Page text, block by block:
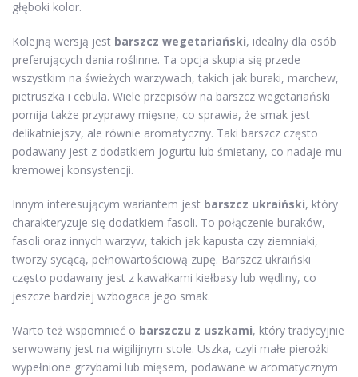
głęboki kolor.
Kolejną wersją jest barszcz wegetariański, idealny dla osób
preferujących dania roślinne. Ta opcja skupia się przede
wszystkim na świeżych warzywach, takich jak buraki, marchew,
pietruszka i cebula. Wiele przepisów na barszcz wegetariański
pomija także przyprawy mięsne, co sprawia, że smak jest
delikatniejszy, ale równie aromatyczny. Taki barszcz często
podawany jest z dodatkiem jogurtu lub śmietany, co nadaje mu
kremowej konsystencji.
Innym interesującym wariantem jest barszcz ukraiński, który
charakteryzuje się dodatkiem fasoli. To połączenie buraków,
fasoli oraz innych warzyw, takich jak kapusta czy ziemniaki,
tworzy sycącą, pełnowartościową zupę. Barszcz ukraiński
często podawany jest z kawałkami kiełbasy lub wędliny, co
jeszcze bardziej wzbogaca jego smak.
Warto też wspomnieć o barszczu z uszkami, który tradycyjnie
serwowany jest na wigilijnym stole. Uszka, czyli małe pierożki
wypełnione grzybami lub mięsem, podawane w aromatycznym